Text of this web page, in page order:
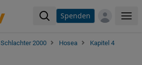
Spenden
Schlachter 2000 Hosea
Kapitel 4